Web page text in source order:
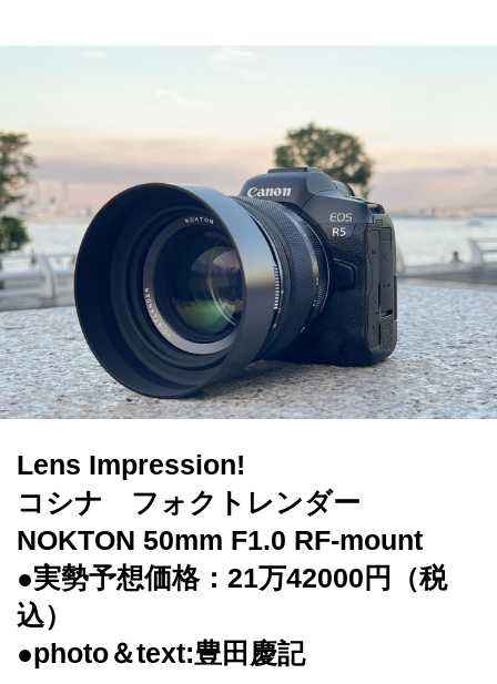
Lens Impression!
コシナ フォクトレンダー
NOKTON 50mm F1.0 RF-mount
●実勢予想価格：21万42000円（税
込）
●photo＆text:豊田慶記